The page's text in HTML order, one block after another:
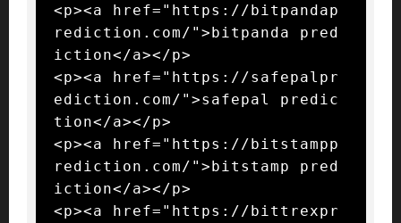
<p><a href="https://bitpandap
rediction.com/">bitpanda pred
iction</a></p>
<p><a href="https://safepalpr
ediction.com/">safepal predic
tion</a></p>
<p><a href="https://bitstampp
rediction.com/">bitstamp pred
iction</a></p>
<p><a href="https://bittrexpr